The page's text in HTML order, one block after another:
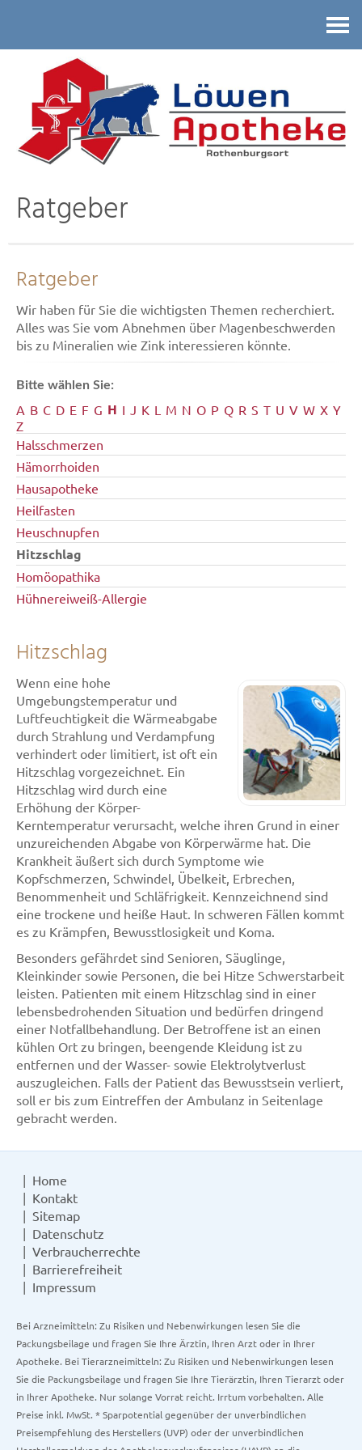
Ratgeber
Ratgeber
Wir haben für Sie die wichtigsten Themen recherchiert.
Alles was Sie vom Abnehmen über Magenbeschwerden
bis zu Mineralien wie Zink interessieren könnte.
Bitte wählen Sie:
A B C D E F G H I J K L M N O P Q R S T U V W X Y
Z
Halsschmerzen
Hämorrhoiden
Hausapotheke
Heilfasten
Heuschnupfen
Hitzschlag
Homöopathika
Hühnereiweiß-Allergie
Hitzschlag
Wenn eine hohe
Umgebungstemperatur und
Luftfeuchtigkeit die Wärmeabgabe
durch Strahlung und Verdampfung
verhindert oder limitiert, ist oft ein
Hitzschlag vorgezeichnet. Ein
Hitzschlag wird durch eine
Erhöhung der Körper-
Kerntemperatur verursacht, welche ihren Grund in einer
unzureichenden Abgabe von Körperwärme hat. Die
Krankheit äußert sich durch Symptome wie
Kopfschmerzen, Schwindel, Übelkeit, Erbrechen,
Benommenheit und Schläfrigkeit. Kennzeichnend sind
eine trockene und heiße Haut. In schweren Fällen kommt
es zu Krämpfen, Bewusstlosigkeit und Koma.
Besonders gefährdet sind Senioren, Säuglinge,
Kleinkinder sowie Personen, die bei Hitze Schwerstarbeit
leisten. Patienten mit einem Hitzschlag sind in einer
lebensbedrohenden Situation und bedürfen dringend
einer Notfallbehandlung. Der Betroffene ist an einen
kühlen Ort zu bringen, beengende Kleidung ist zu
entfernen und der Wasser- sowie Elektrolytverlust
auszugleichen. Falls der Patient das Bewusstsein verliert,
soll er bis zum Eintreffen der Ambulanz in Seitenlage
gebracht werden.
Home
Kontakt
Sitemap
Datenschutz
Verbraucherrechte
Barrierefreiheit
Impressum
Bei Arzneimitteln: Zu Risiken und Nebenwirkungen lesen Sie die
Packungsbeilage und fragen Sie Ihre Ärztin, Ihren Arzt oder in Ihrer
Apotheke. Bei Tierarzneimitteln: Zu Risiken und Nebenwirkungen lesen
Sie die Packungsbeilage und fragen Sie Ihre Tierärztin, Ihren Tierarzt oder
in Ihrer Apotheke. Nur solange Vorrat reicht. Irrtum vorbehalten. Alle
Preise inkl. MwSt. * Sparpotential gegenüber der unverbindlichen
Preisempfehlung des Herstellers (UVP) oder der unverbindlichen